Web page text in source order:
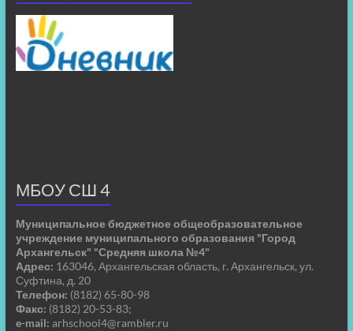
МБОУ СШ 4
Муниципальное бюджетное общеобразовательное
учреждение муниципального образования "Город
Архангельск" "Средняя школа №4"
Адрес: 163046, Архангельская область, г. Архангельск, ул.
Суфтина, д. 20
Телефон: (8182) 65-80-98
Факс: (8182) 20-53-83;
e-mail: arhschool4@rambler.ru